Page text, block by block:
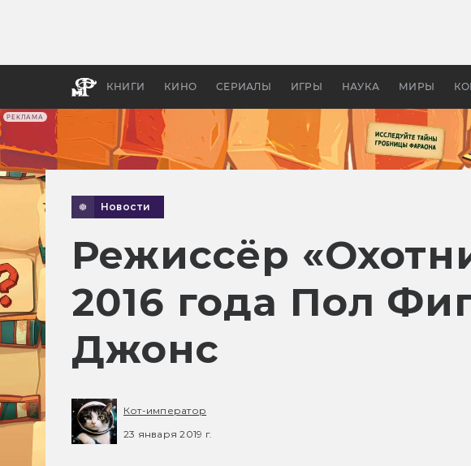
РЕКЛАМА
КНИГИ КИНО СЕРИАЛЫ ИГРЫ НАУКА МИРЫ
апокалипсис, в России
Новости
Режиссёр
2016 года Пол
Джонс
Кот-император
23 января 2019 г.